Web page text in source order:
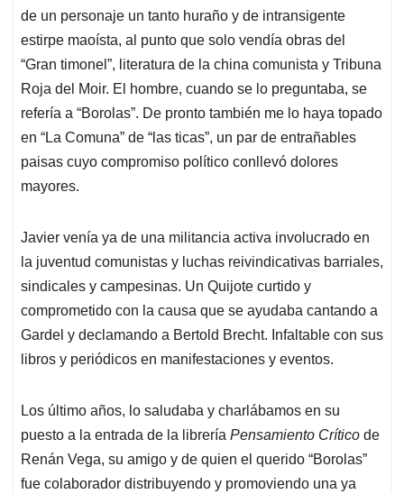
de un personaje un tanto huraño y de intransigente
estirpe maoísta, al punto que solo vendía obras del
“Gran timonel”, literatura de la china comunista y Tribuna
Roja del Moir. El hombre, cuando se lo preguntaba, se
refería a “Borolas”. De pronto también me lo haya topado
en “La Comuna” de “las ticas”, un par de entrañables
paisas cuyo compromiso político conllevó dolores
mayores.
Javier venía ya de una militancia activa involucrado en
la juventud comunistas y luchas reivindicativas barriales,
sindicales y campesinas. Un Quijote curtido y
comprometido con la causa que se ayudaba cantando a
Gardel y declamando a Bertold Brecht. Infaltable con sus
libros y periódicos en manifestaciones y eventos.
Los último años, lo saludaba y charlábamos en su
puesto a la entrada de la librería Pensamiento Crítico de
Renán Vega, su amigo y de quien el querido “Borolas”
fue colaborador distribuyendo y promoviendo una ya